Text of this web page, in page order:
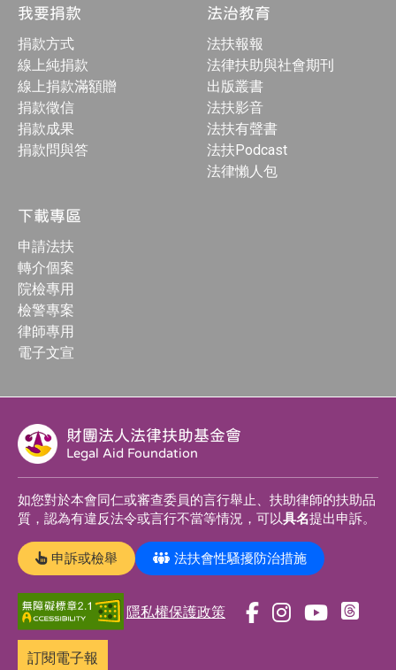
我要捐款
捐款方式
線上純捐款
線上捐款滿額贈
捐款徵信
捐款成果
捐款問與答
法治教育
法扶報報
法律扶助與社會期刊
出版叢書
法扶影音
法扶有聲書
法扶Podcast
法律懶人包
下載專區
申請法扶
轉介個案
院檢專用
檢警專案
律師專用
電子文宣
財團法人法律扶助基金會
Legal Aid Foundation
如您對於本會同仁或審查委員的言行舉止、扶助律師的扶助品
質，認為有違反法令或言行不當等情況，可以具名提出申訴。
申訴或檢舉 法扶會性騷擾防治措施
隱私權保護政策
訂閱電子報